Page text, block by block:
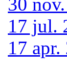
17 jul.
17 apr.